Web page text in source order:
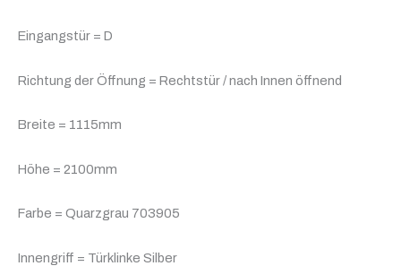
Eingangstür = D
Richtung der Öffnung = Rechtstür / nach Innen öffnend
Breite = 1115mm
Höhe = 2100mm
Farbe = Quarzgrau 703905
Innengriff = Türklinke Silber